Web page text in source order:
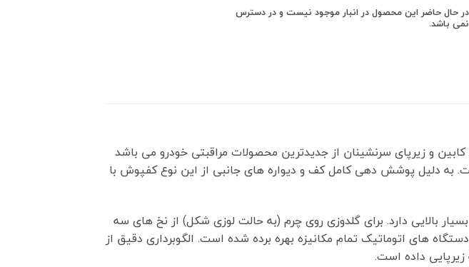
در حال حاضر این محصول در انبار موجود نیست و در دسترس
نمی باشد.
و زیرپای سرنشینان از جدیدترین محصولات مراقبتی خودرو می باشد
به دلیل پوشش دهی کامل کف و دیواره های جانبی از این نوع کفپوش با
بالایی دارد. برای گلدوزی روی چرم (به حالت لوزی شکل) از نخ های سه
های اتوماتیک تمام مکانیزه بهره برده شده است. الگوبرداری دقیق از
داده است.